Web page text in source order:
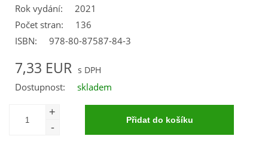
Rok vydání:
2021
Počet stran:
136
ISBN:
978-80-87587-84-3
7,33 EUR
Dostupnost: skladem